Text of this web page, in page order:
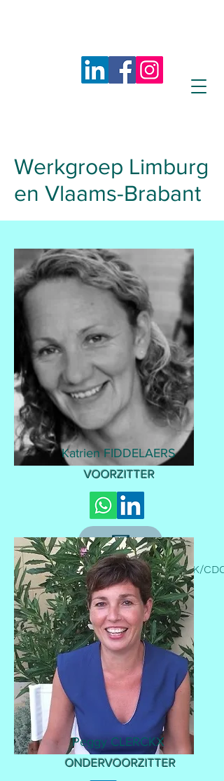
Werkgroep Limburg
en Vlaams-Brabant
Katrien FIDDELAERS
VOORZITTER
Professioneel: Hoofdvpk OK/CDC,
AZ Diest
Peggy CLERCKX
ONDERVOORZITTER